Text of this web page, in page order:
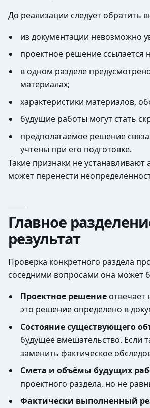
До реализации следует обратить
из документации невозможно
проектное решение ссылается
в одном разделе
материалах;
характеристики материалов,
будущие работы могут стать
предполагаемое решение
учтены при его подготовке.
Такие признаки не
может перенести
Главное
результат
Проверка конкретного раздела
соседними вопросами она может
Проектное решение отвечает
это решение определено в
Состояние существующего
будущее вмешательство. Если
заменить фактическое
Смета и объёмы будущих
проектного раздела, но не
Фактически выполненный